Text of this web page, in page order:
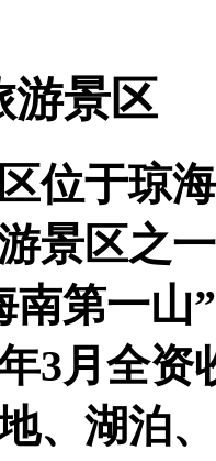
游景区
位于琼
景区之
南第一山
3月全
、湖泊